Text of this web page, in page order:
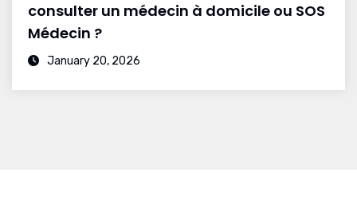
consulter un médecin à domicile ou SOS
Médecin ?
January 20, 2026